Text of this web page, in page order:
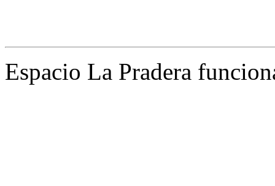
Espacio La Pradera